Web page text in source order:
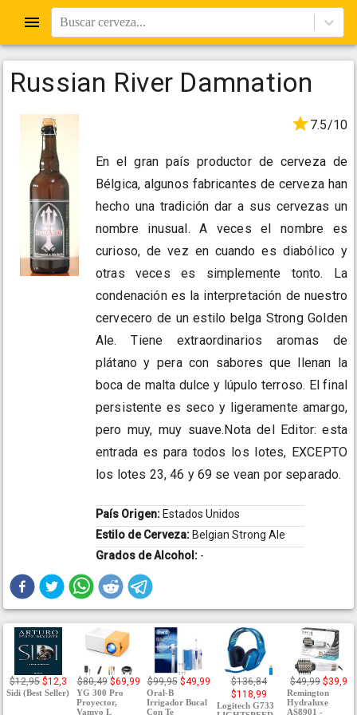
Buscar cerveza...
Russian River Damnation
7.5/10
En el gran país productor de cerveza de
Bélgica, algunos fabricantes de cerveza han
hecho una tradición dar a sus cervezas un
nombre inusual. A veces el nombre es
curioso, de vez en cuando es diabólico y
otras veces es simplemente tonto. La
condenación es la interpretación de nuestro
cervecero de un estilo belga Strong Golden
Ale. Tiene extraordinarios aromas de
plátano y pera con sabores que llenan la
boca de malta dulce y lúpulo terroso. El final
persistente es seco y ligeramente amargo,
pero muy, muy suave.Nota del Editor: esta
entrada es para todos los lotes, EXCEPTO
los lotes 23, 46 y 69 se vean por separado.
País Origen: Estados Unidos
Estilo de Cerveza: Belgian Strong Ale
Grados de Alcohol: -
$12,95 $12,3
Sidi (Best Seller)
$80,49 $69,99
YG 300 Pro
Proyector,
Vamvo L
$99,95 $49,99
Oral-B
Irrigador Bucal
Con Te
$136,84
$118,99
Logitech G733
$49,99 $39,9
Remington
Hydraluxe
AS8901 -